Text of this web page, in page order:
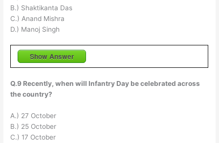
B.) Shaktikanta Das
C.) Anand Mishra
D.) Manoj Singh
Show Answer
Q.9 Recently, when will Infantry Day be celebrated across
the country?
A.) 27 October
B.) 25 October
C.) 17 October